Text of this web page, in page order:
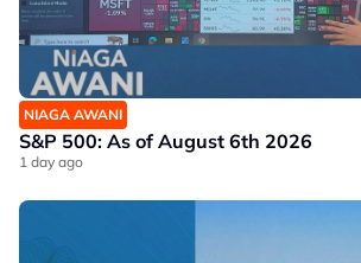
NIAGA AWANI
S&P 500: As of August 6th 2026
1 day ago